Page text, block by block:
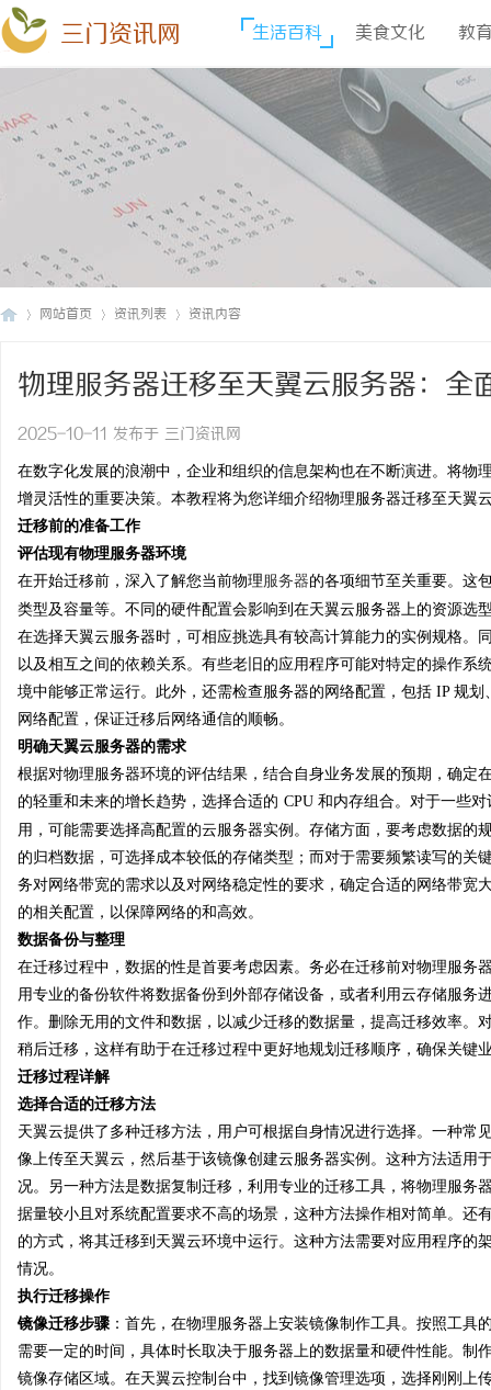
三门资讯网 生活百科 美食文化 教
网站首页 资讯列表 资讯内容
物理服务器迁移至天翼云服务器：全
2025-10-11 发布于 三门资讯网
在数字化发展的浪潮中，企业和组织的信息架构也在不断演进。将物
增灵活性的重要决策。本教程将为您详细介绍物理服务器迁移至天翼
迁移前的准备工作
评估现有物理服务器环境
在开始迁移前，深入了解您当前物理服务器的各项细节至关重要。这
类型及容量等。不同的硬件配置会影响到在天翼云服务器上的资源选
在选择天翼云服务器时，可相应挑选具有较高计算能力的实例规格
以及相互之间的依赖关系。有些老旧的应用程序可能对特定的操作
境中能够正常运行。此外，还需检查服务器的网络配置，包括 IP 规
网络配置，保证迁移后网络通信的顺畅。
明确天翼云服务器的需求
根据对物理服务器环境的评估结果，结合自身业务发展的预期，确
的轻重和未来的增长趋势，选择合适的 CPU 和内存组合。对于一些
用，可能需要选择高配置的云服务器实例。存储方面，要考虑数据
的归档数据，可选择成本较低的存储类型；而对于需要频繁读写的
务对网络带宽的需求以及对网络稳定性的要求，确定合适的网络带宽
的相关配置，以保障网络的和高效。
数据备份与整理
在迁移过程中，数据的性是首要考虑因素。务必在迁移前对物理服
用专业的备份软件将数据备份到外部存储设备，或者利用云存储服
作。删除无用的文件和数据，以减少迁移的数据量，提高迁移效率
稍后迁移，这样有助于在迁移过程中更好地规划迁移顺序，确保关
迁移过程详解
选择合适的迁移方法
天翼云提供了多种迁移方法，用户可根据自身情况进行选择。一种常
像上传至天翼云，然后基于该镜像创建云服务器实例。这种方法适用
况。另一种方法是数据复制迁移，利用专业的迁移工具，将物理服
据量较小且对系统配置要求不高的场景，这种方法操作相对简单。
的方式，将其迁移到天翼云环境中运行。这种方法需要对应用程序
情况。
执行迁移操作
镜像迁移步骤 ：首先，在物理服务器上安装镜像制作工具。按照工
需要一定的时间，具体时长取决于服务器上的数据量和硬件性能。
镜像存储区域。在天翼云控制台中，找到镜像管理选项，选择刚刚
汉配眼镜 上海配眼镜 激光焊接系列：高效、
方案